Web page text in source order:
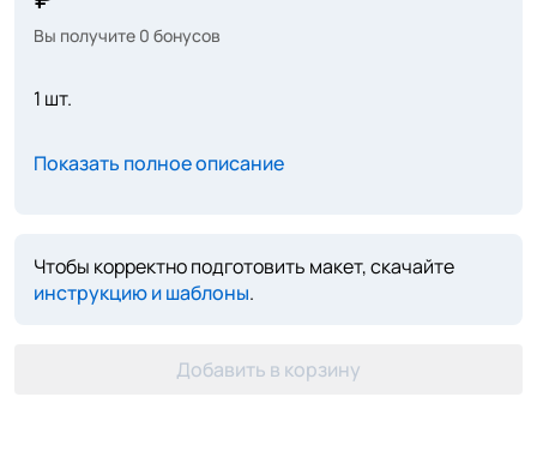
Вы получите 0 бонусов
1 шт.
Показать полное описание
Чтобы корректно подготовить макет, скачайте
инструкцию и шаблоны.
Добавить в корзину